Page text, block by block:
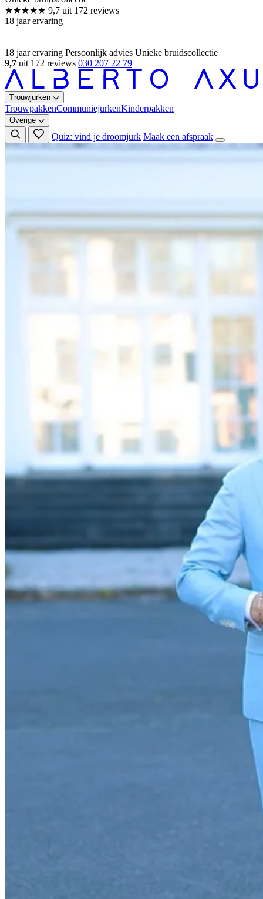
18 jaar ervaring Persoonlijk advies Unieke bruidscollectie
9,7 uit 172 reviews 030 207 22 79
Trouwjurken
TrouwpakkenCommuniejurkenKinderpakken
Overige
Quiz: vind je droomjurk Maak een afspraak